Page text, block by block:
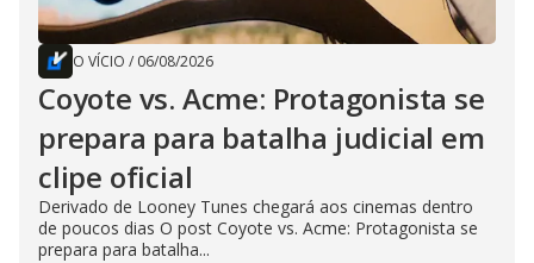
O VÍCIO / 06/08/2026
Coyote vs. Acme: Protagonista se
prepara para batalha judicial em
clipe oficial
Derivado de Looney Tunes chegará aos cinemas dentro
de poucos dias O post Coyote vs. Acme: Protagonista se
prepara para batalha...